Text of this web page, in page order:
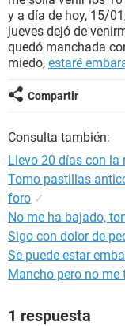
SEXUALIDAD
GLOSARIO
y a día de hoy, 15/
jueves dejó de
quedó manchada
miedo, estaré
Compartir
Consulta también:
Llevo 20 días con la
Tomo pastillas
foro ✓
No me ha bajado,
Sigo con dolor de
Se puede estar
Mancho pero no
1 respuesta